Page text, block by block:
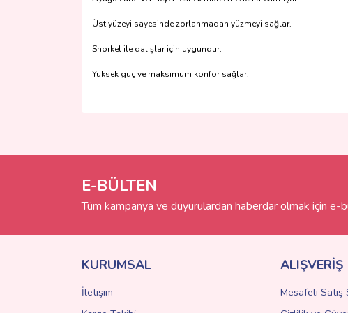
Üst yüzeyi sayesinde zorlanmadan yüzmeyi sağlar.
Snorkel ile dalışlar için uygundur.
Yüksek güç ve maksimum konfor sağlar.
Ürün resmi kalitesiz, bozuk veya görüntülenemiyor.
Bu ürüne benzer farklı alternatifler olmalı.
E-BÜLTEN
Tüm kampanya ve duyurulardan haberdar olmak için e-
KURUMSAL
İletişim
ALIŞVERİŞ
Mesafeli Satış